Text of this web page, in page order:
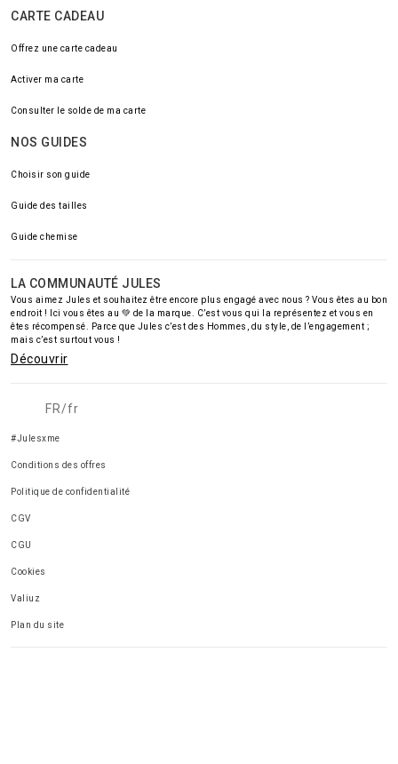
CARTE CADEAU
Offrez une carte cadeau
Activer ma carte
Consulter le solde de ma carte
NOS GUIDES
Choisir son guide
Guide des tailles
Guide chemise
LA COMMUNAUTÉ JULES
Vous aimez Jules et souhaitez être encore plus engagé avec nous ? Vous êtes au bon
endroit ! Ici vous êtes au 💚 de la marque. C’est vous qui la représentez et vous en
êtes récompensé. Parce que Jules c’est des Hommes, du style, de l’engagement ;
mais c’est surtout vous !
Découvrir
FR/fr
#Julesxme
Conditions des offres
Politique de confidentialité
CGV
CGU
Cookies
Valiuz
Plan du site